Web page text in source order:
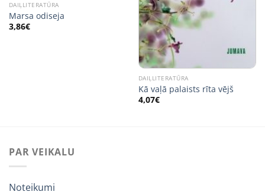
DAIĻLITERATŪRA
Marsa odiseja
3,86€
DAIĻLITERATŪRA
Kā vaļā palaists rīta vējš
4,07€
PAR VEIKALU
Noteikumi